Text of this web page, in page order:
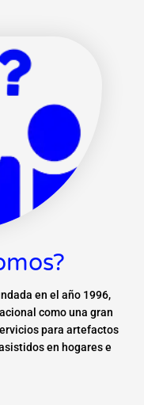
en el año 1996,
como una gran
para artefactos
en hogares e